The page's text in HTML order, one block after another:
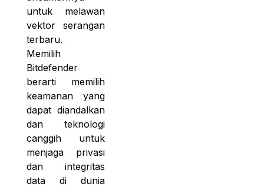
untuk melawan
vektor serangan
terbaru.
Memilih
Bitdefender
berarti memilih
keamanan yang
dapat diandalkan
dan teknologi
canggih untuk
menjaga privasi
dan integritas
data di dunia